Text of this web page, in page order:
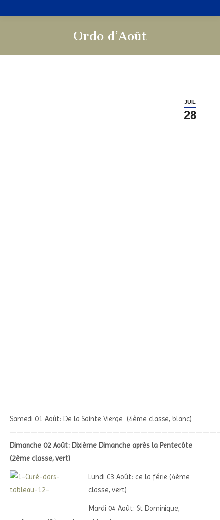
Ordo d’Août
JUIL
28
Samedi 01 Août: De la Sainte Vierge (4ème classe, blanc)
Dimanche 02 Août: Dixième Dimanche après la Pentecôte
(2ème classe, vert)
Lundi 03 Août: de la férie (4ème
classe, vert)
Mardi 04 Août: St Dominique,